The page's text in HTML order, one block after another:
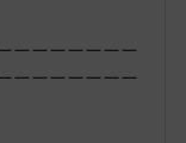
ーーーーーーー
ーーーーーーー